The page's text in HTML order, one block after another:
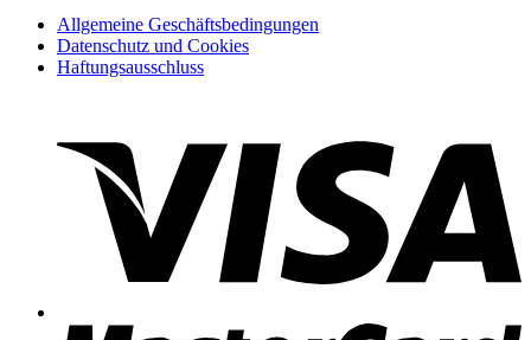
Allgemeine Geschäftsbedingungen
Datenschutz und Cookies
Haftungsausschluss